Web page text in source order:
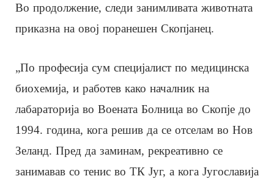
Во продолжение, следи занимливата животната
приказна на овој поранешен Скопјанец.
„По професија сум специјалист по медицинска
биохемија, и работев како началник на
лабараторија во Воената Болница во Скопје до
1994. година, кога решив да се отселам во Нов
Зеланд. Пред да заминам, рекреативно се
занимавав со тенис во ТК Југ, а кога Југославија